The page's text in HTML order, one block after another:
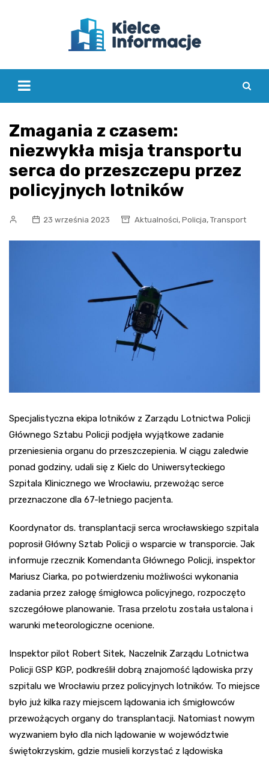
Zmagania z czasem:
niezwykła misja transportu
serca do przeszczepu przez
policyjnych lotników
23 września 2023 Aktualności, Policja, Transport
Specjalistyczna ekipa lotników z Zarządu Lotnictwa Policji
Głównego Sztabu Policji podjęła wyjątkowe zadanie
przeniesienia organu do przeszczepienia. W ciągu zaledwie
ponad godziny, udali się z Kielc do Uniwersyteckiego
Szpitala Klinicznego we Wrocławiu, przewożąc serce
przeznaczone dla 67-letniego pacjenta.
Koordynator ds. transplantacji serca wrocławskiego szpitala
poprosił Główny Sztab Policji o wsparcie w transporcie. Jak
informuje rzecznik Komendanta Głównego Policji, inspektor
Mariusz Ciarka, po potwierdzeniu możliwości wykonania
zadania przez załogę śmigłowca policyjnego, rozpoczęto
szczegółowe planowanie. Trasa przelotu została ustalona i
warunki meteorologiczne ocenione.
Inspektor pilot Robert Sitek, Naczelnik Zarządu Lotnictwa
Policji GSP KGP, podkreślił dobrą znajomość lądowiska przy
szpitalu we Wrocławiu przez policyjnych lotników. To miejsce
było już kilka razy miejscem lądowania ich śmigłowców
przewożących organy do transplantacji. Natomiast nowym
wyzwaniem było dla nich lądowanie w województwie
świętokrzyskim, gdzie musieli korzystać z lądowiska